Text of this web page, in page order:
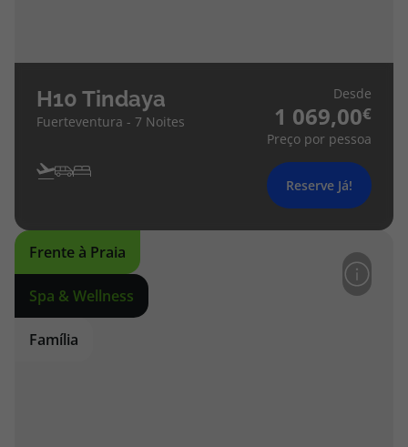
H10 Tindaya
Fuerteventura - 7 Noites
Desde
1 069,00
Preço por pessoa
Reserve Já!
Frente à Praia
Spa & Wellness
Família